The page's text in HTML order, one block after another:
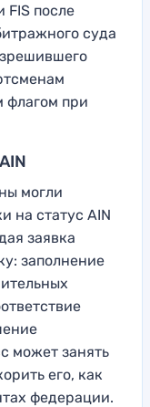
FIS после
суда
флагом при
могли
на статус AIN
заявка
заполнение
может занять
его, как
федерации.